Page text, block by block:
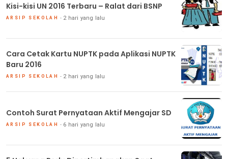
Kisi-kisi UN 2016 Terbaru – Ralat dari BSNP
ARSIP SEKOLAH 2 hari yang lalu
Cara Cetak Kartu NUPTK pada Aplikasi NUPTK
Baru 2016
ARSIP SEKOLAH 2 hari yang lalu
Contoh Surat Pernyataan Aktif Mengajar SD
ARSIP SEKOLAH 6 hari yang lalu